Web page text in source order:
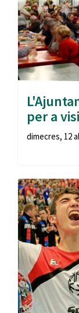
per a
dimecres, 12